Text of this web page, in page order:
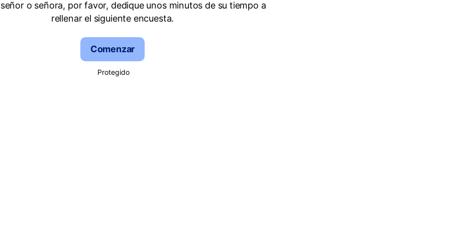
o señora, por favor, dedique unos minutos de su tiempo a
rellenar el siguiente encuesta.
Comenzar
Protegido